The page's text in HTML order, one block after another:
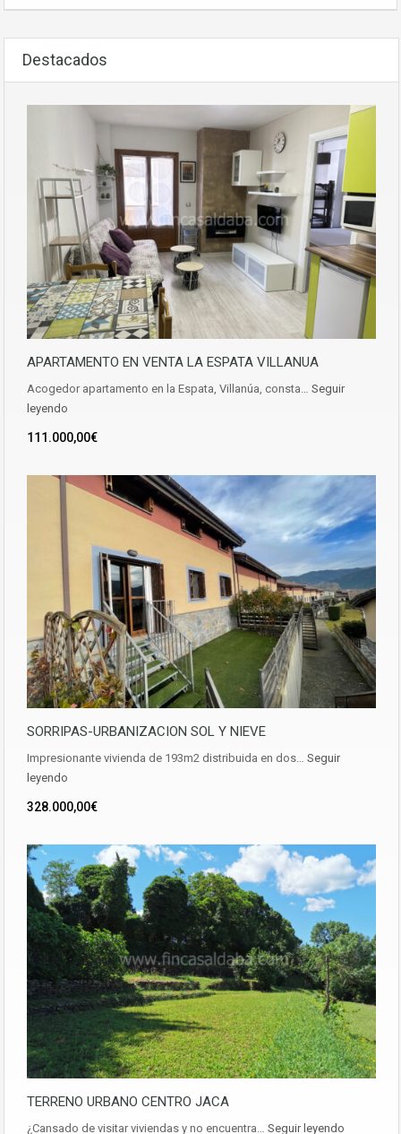
Destacados
APARTAMENTO EN VENTA LA ESPATA VILLANUA
Acogedor apartamento en la Espata, Villanúa, consta… Seguir
leyendo
111.000,00€
SORRIPAS-URBANIZACION SOL Y NIEVE
Impresionante vivienda de 193m2 distribuida en dos… Seguir
leyendo
328.000,00€
TERRENO URBANO CENTRO JACA
¿Cansado de visitar viviendas y no encuentra… Seguir leyendo